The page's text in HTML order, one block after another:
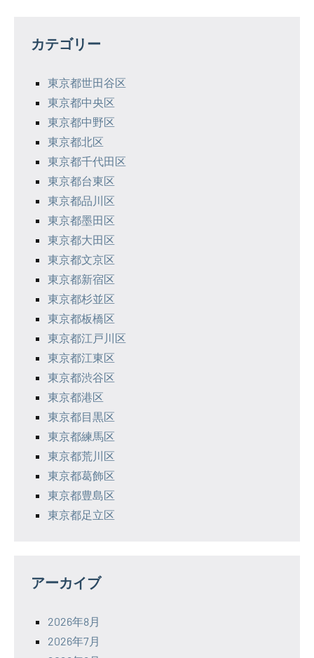
ー
カテゴリー
東京都世田谷区
東京都中央区
東京都中野区
東京都北区
東京都千代田区
東京都台東区
東京都品川区
東京都墨田区
東京都大田区
東京都文京区
東京都新宿区
東京都杉並区
東京都板橋区
東京都江戸川区
東京都江東区
東京都渋谷区
東京都港区
東京都目黒区
東京都練馬区
東京都荒川区
東京都葛飾区
東京都豊島区
東京都足立区
アーカイブ
2026年8月
2026年7月